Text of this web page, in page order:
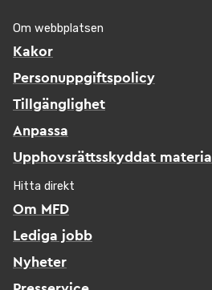
Om webbplatsen
Kakor
Personuppgiftspolicy
Tillgänglighet
Anpassa
Upphovsrättsskyddat material
Hitta direkt
Om MFD
Lediga jobb
Nyheter